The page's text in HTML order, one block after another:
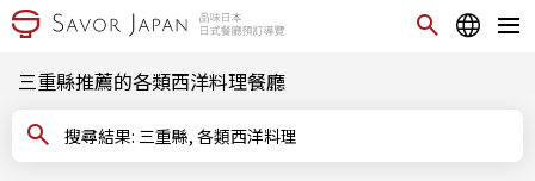
三重縣推薦的各類西洋料理餐廳
搜尋結果: 三重縣, 各類西洋料理